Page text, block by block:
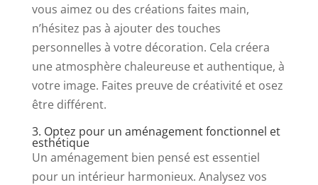
vous aimez ou des créations faites main,
n’hésitez pas à ajouter des touches
personnelles à votre décoration. Cela créera
une atmosphère chaleureuse et authentique, à
votre image. Faites preuve de créativité et osez
être différent.
3. Optez pour un aménagement fonctionnel et
esthétique
Un aménagement bien pensé est essentiel
pour un intérieur harmonieux. Analysez vos